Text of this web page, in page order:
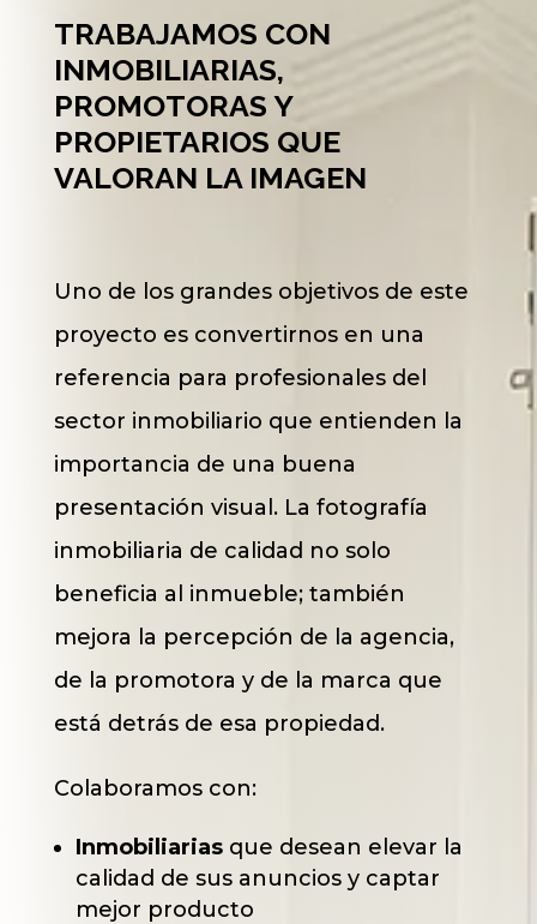
TRABAJAMOS CON
INMOBILIARIAS,
PROMOTORAS Y
PROPIETARIOS QUE
VALORAN LA IMAGEN
Uno de los grandes objetivos de este
proyecto es convertirnos en una
referencia para profesionales del
sector inmobiliario que entienden la
importancia de una buena
presentación visual. La fotografía
inmobiliaria de calidad no solo
beneficia al inmueble; también
mejora la percepción de la agencia,
de la promotora y de la marca que
está detrás de esa propiedad.
Colaboramos con:
Inmobiliariasque desean elevar la
calidad de sus anuncios y captar
mejor producto